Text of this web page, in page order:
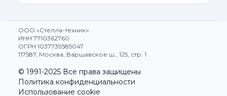
ООО «Стелла-техник»
ИНН 7710362760
ОГРН 1037739585047
117587, Москва, Варшавское ш., 125, стр. 1
© 1991-2025 Все права защищены
Политика конфиденциальности
Использование cookie